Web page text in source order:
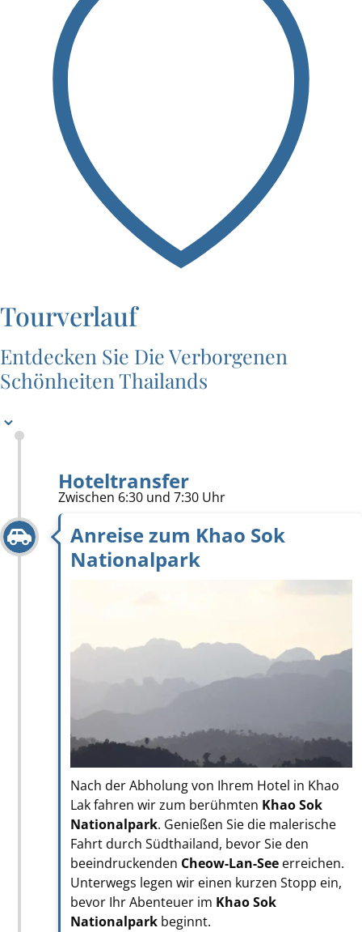
Tourverlauf
Entdecken Sie Die Verborgenen
Schönheiten Thailands
⌄
Hoteltransfer
Zwischen 6:30 und 7:30 Uhr
Anreise zum Khao Sok
Nationalpark
Nach der Abholung von Ihrem Hotel in Khao
Lak fahren wir zum berühmten Khao Sok
Nationalpark. Genießen Sie die malerische
Fahrt durch Südthailand, bevor Sie den
beeindruckenden Cheow-Lan-See erreichen.
Unterwegs legen wir einen kurzen Stopp ein,
bevor Ihr Abenteuer im Khao Sok
Nationalpark beginnt.